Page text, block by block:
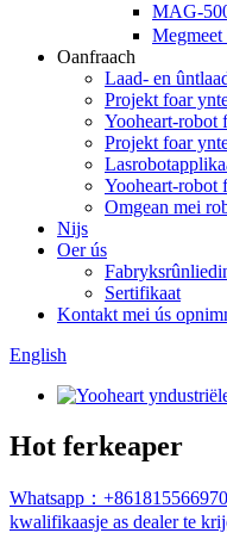
MAG-
Oanfraach
Laad- en
Projekt foar
Yooheart-robot
Projekt foar
Yooheart-robot
Omgean mei
Nijs
Oer ús
Sertifikaat
Kontakt mei ús
English
Hot ferkeaper
Whatsapp：
kwalifikaasje as dealer te